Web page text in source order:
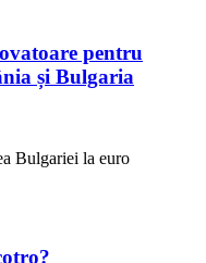
pentru
și Bulgaria